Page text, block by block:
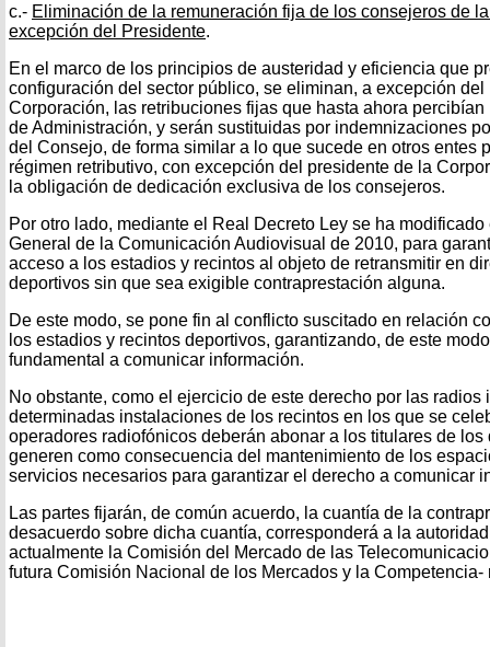
c.- Eliminación de la remuneración fija de los consejeros de
excepción del Presidente.
En el marco de los principios de austeridad y eficiencia que
configuración del sector público, se eliminan, a excepción
Corporación, las retribuciones fijas que hasta ahora
de Administración, y serán sustituidas por indemnizaciones
del Consejo, de forma similar a lo que sucede en otros entes
régimen retributivo, con excepción del presidente de la
la obligación de dedicación exclusiva de los consejeros.
Por otro lado, mediante el Real Decreto Ley se ha
General de la Comunicación Audiovisual de 2010, para
acceso a los estadios y recintos al objeto de retransmitir en
deportivos sin que sea exigible contraprestación alguna.
De este modo, se pone fin al conflicto suscitado en relación
los estadios y recintos deportivos, garantizando, de este
fundamental a comunicar información.
No obstante, como el ejercicio de este derecho por las radios
determinadas instalaciones de los recintos en los que se
operadores radiofónicos deberán abonar a los titulares de
generen como consecuencia del mantenimiento de los
servicios necesarios para garantizar el derecho a comunicar
Las partes fijarán, de común acuerdo, la cuantía de la
desacuerdo sobre dicha cuantía, corresponderá a la
actualmente la Comisión del Mercado de las
futura Comisión Nacional de los Mercados y la Competencia-